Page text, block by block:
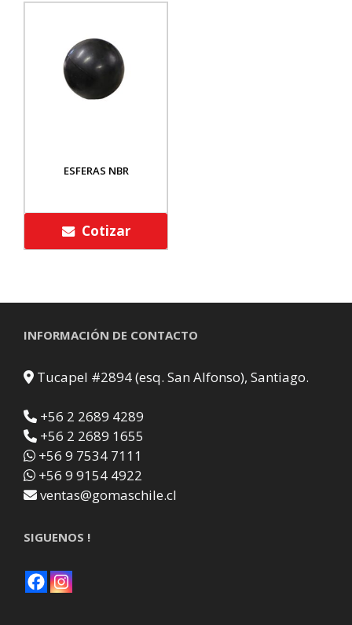
ESFERAS NBR
Cotizar
INFORMACIÓN DE CONTACTO
Tucapel #2894 (esq. San Alfonso), Santiago.
+56 2 2689 4289
+56 2 2689 1655
+56 9 7534 7111
+56 9 9154 4922
ventas@gomaschile.cl
SIGUENOS !